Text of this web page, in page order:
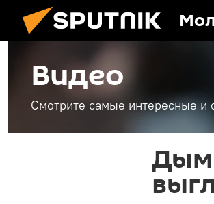
Видео
Смотрите самые интересные и
Дым